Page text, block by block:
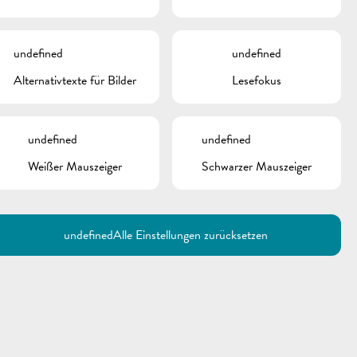
undefined
Alternativtexte für Bilder
undefined
Lesefokus
undefined
Weißer Mauszeiger
undefined
Schwarzer Mauszeiger
undefinedAlle Einstellungen zurücksetzen